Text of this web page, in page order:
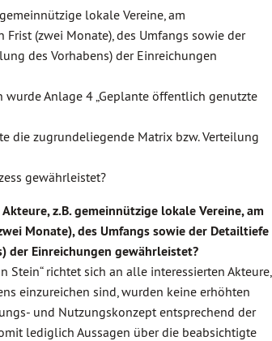
lokale Vereine, am
(zwei Monate), des Umfangs sowie der
des Vorhabens) der Einreichungen
Anlage 4 „Geplante öffentlich genutzte
die zugrundeliegende Matrix bzw. Verteilung
gewährleistet?
z.B. gemeinnützige lokale Vereine, am
Monate), des Umfangs sowie der Detailtiefe
der Einreichungen gewährleistet?
Stein“ richtet sich an alle interessierten Akteure,
einzureichen sind, wurden keine erhöhten
und Nutzungskonzept entsprechend der
lediglich Aussagen über die beabsichtigte